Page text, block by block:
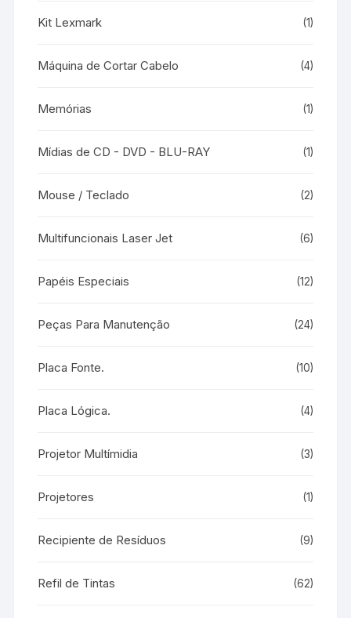
Kit Lexmark (1)
Máquina de Cortar Cabelo (4)
Memórias (1)
Mídias de CD - DVD - BLU-RAY (1)
Mouse / Teclado (2)
Multifuncionais Laser Jet (6)
Papéis Especiais (12)
Peças Para Manutenção (24)
Placa Fonte. (10)
Placa Lógica. (4)
Projetor Multímidia (3)
Projetores (1)
Recipiente de Resíduos (9)
Refil de Tintas (62)